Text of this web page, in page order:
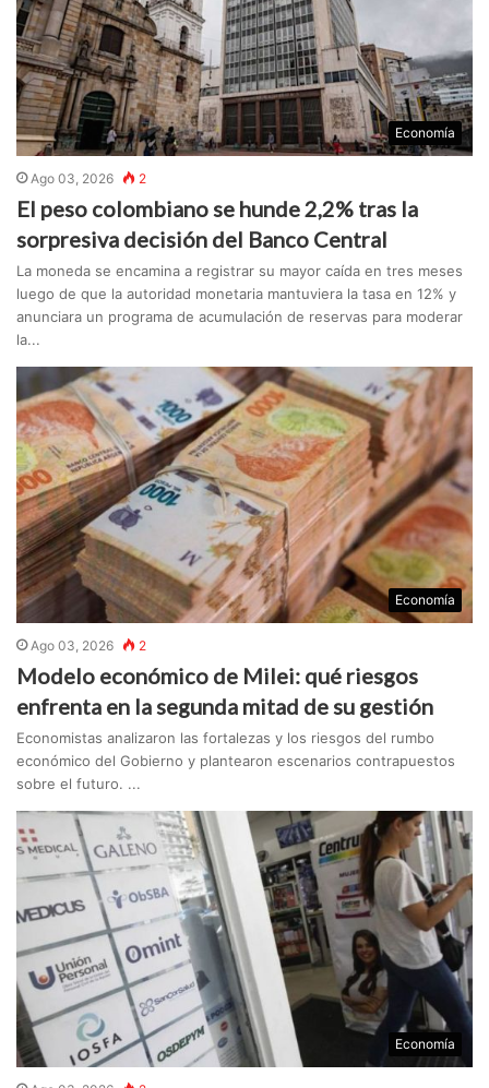
Economía
Ago 03, 2026 2
El peso colombiano se hunde 2,2% tras la
sorpresiva decisión del Banco Central
La moneda se encamina a registrar su mayor caída en tres meses
luego de que la autoridad monetaria mantuviera la tasa en 12% y
anunciara un programa de acumulación de reservas para moderar
la...
Economía
Ago 03, 2026 2
Modelo económico de Milei: qué riesgos
enfrenta en la segunda mitad de su gestión
Economistas analizaron las fortalezas y los riesgos del rumbo
económico del Gobierno y plantearon escenarios contrapuestos
sobre el futuro. ...
Economía